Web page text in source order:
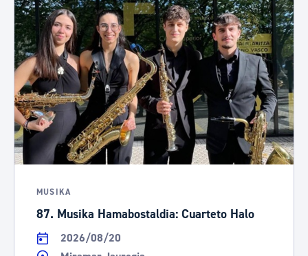
MUSIKA
87. Musika Hamabostaldia: Cuarteto Halo
2026/08/20